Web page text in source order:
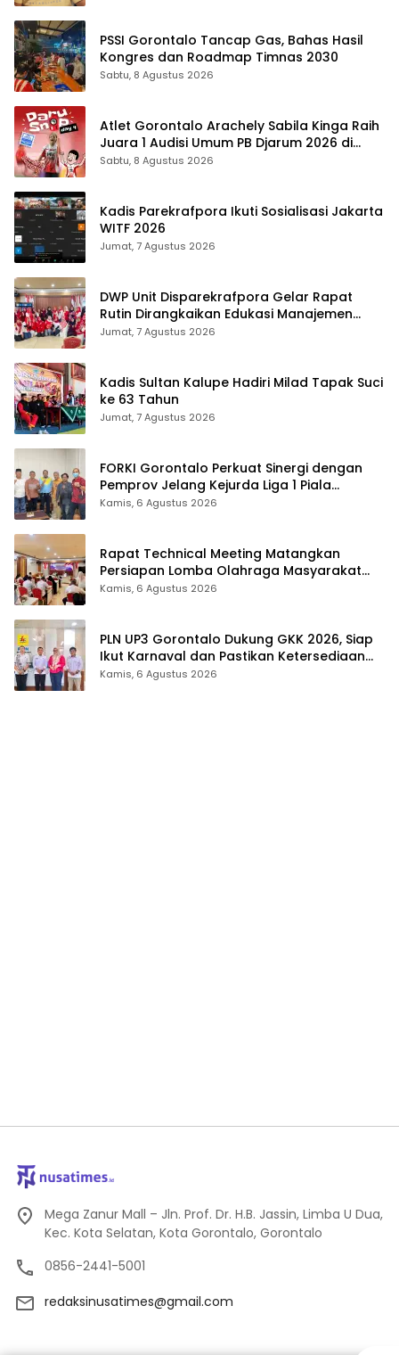
PSSI Gorontalo Tancap Gas, Bahas Hasil
Kongres dan Roadmap Timnas 2030
Sabtu, 8 Agustus 2026
Atlet Gorontalo Arachely Sabila Kinga Raih
Juara 1 Audisi Umum PB Djarum 2026 di
Makassar
Sabtu, 8 Agustus 2026
Kadis Parekrafpora Ikuti Sosialisasi Jakarta
WITF 2026
Jumat, 7 Agustus 2026
DWP Unit Disparekrafpora Gelar Rapat
Rutin Dirangkaikan Edukasi Manajemen
Stres
Jumat, 7 Agustus 2026
Kadis Sultan Kalupe Hadiri Milad Tapak Suci
ke 63 Tahun
Jumat, 7 Agustus 2026
FORKI Gorontalo Perkuat Sinergi dengan
Pemprov Jelang Kejurda Liga 1 Piala
Gubernur 2026
Kamis, 6 Agustus 2026
Rapat Technical Meeting Matangkan
Persiapan Lomba Olahraga Masyarakat
Tingkat Provinsi Gorontalo
Kamis, 6 Agustus 2026
PLN UP3 Gorontalo Dukung GKK 2026, Siap
Ikut Karnaval dan Pastikan Ketersediaan
Listrik
Kamis, 6 Agustus 2026
Mega Zanur Mall – Jln. Prof. Dr. H.B. Jassin, Limba U Dua,
Kec. Kota Selatan, Kota Gorontalo, Gorontalo
0856-2441-5001
redaksinusatimes@gmail.com